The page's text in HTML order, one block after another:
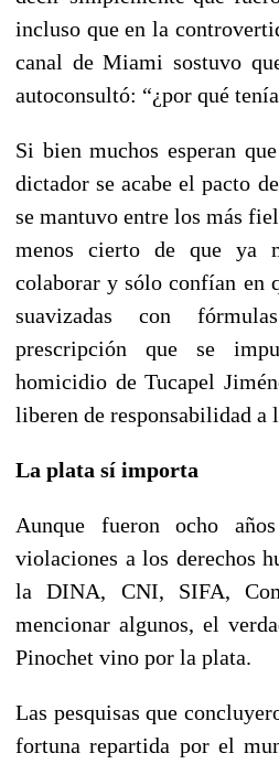
incluso que en la
canal de Miami sostuvo
autoconsultó: “¿por qué
Si bien muchos esperan
dictador se acabe el pacto
se mantuvo entre los más
menos cierto de que ya
colaborar y sólo confían en
suavizadas con
prescripción que se
homicidio de Tucapel
liberen de responsabilidad a
La plata sí importa
Aunque fueron ocho
violaciones a los derechos
la DINA, CNI, SIFA,
mencionar algunos, el
Pinochet vino por la plata.
Las pesquisas que
fortuna repartida por el